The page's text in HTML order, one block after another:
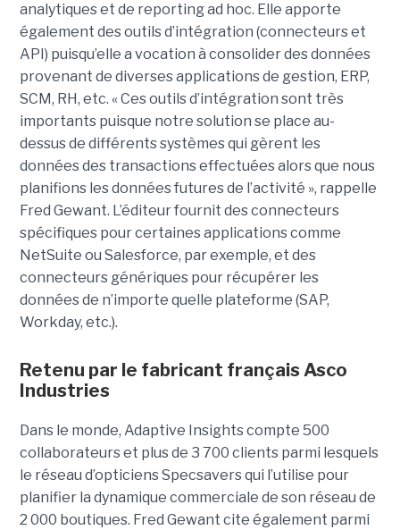
analytiques et de reporting ad hoc. Elle apporte
également des outils d’intégration (connecteurs et
API) puisqu’elle a vocation à consolider des données
provenant de diverses applications de gestion, ERP,
SCM, RH, etc. « Ces outils d’intégration sont très
importants puisque notre solution se place au-
dessus de différents systèmes qui gèrent les
données des transactions effectuées alors que nous
planifions les données futures de l’activité », rappelle
Fred Gewant. L’éditeur fournit des connecteurs
spécifiques pour certaines applications comme
NetSuite ou Salesforce, par exemple, et des
connecteurs génériques pour récupérer les
données de n’importe quelle plateforme (SAP,
Workday, etc.).
Retenu par le fabricant français Asco
Industries
Dans le monde, Adaptive Insights compte 500
collaborateurs et plus de 3 700 clients parmi lesquels
le réseau d’opticiens Specsavers qui l’utilise pour
planifier la dynamique commerciale de son réseau de
2 000 boutiques. Fred Gewant cite également parmi